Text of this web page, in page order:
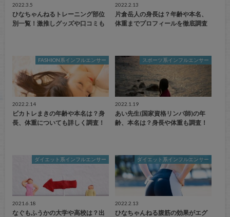
2022.3.5
ひなちゃんねるトレーニング部位
別一覧！激推しグッズや口コミも
2022.2.13
片倉岳人の身長は？年齢や本名、
体重までプロフィールを徹底調査
FASHION系インフルエンサー
2022.2.14
ビカトレまきの年齢や本名は？身
長、体重についても詳しく調査！
スポーツ系インフルエンサー
2022.1.19
あい先生(国家資格リンパ師)の年
齢、本名は？身長や体重も調査！
ダイエット系インフルエンサー
2021.6.18
なぐもふうかの大学や高校は？出
ダイエット系インフルエンサー
2022.2.13
ひなちゃんねる腹筋の効果がエグ